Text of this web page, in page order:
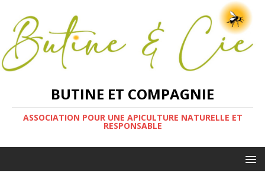
BUTINE ET COMPAGNIE
ASSOCIATION POUR UNE APICULTURE NATURELLE ET
RESPONSABLE